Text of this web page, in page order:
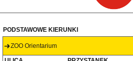
PODSTAWOWE KIERUNKI
ZOO Orientarium